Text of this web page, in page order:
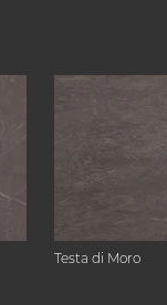
Testa di Moro